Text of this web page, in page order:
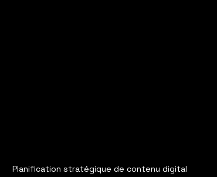
Planification stratégique de contenu digital